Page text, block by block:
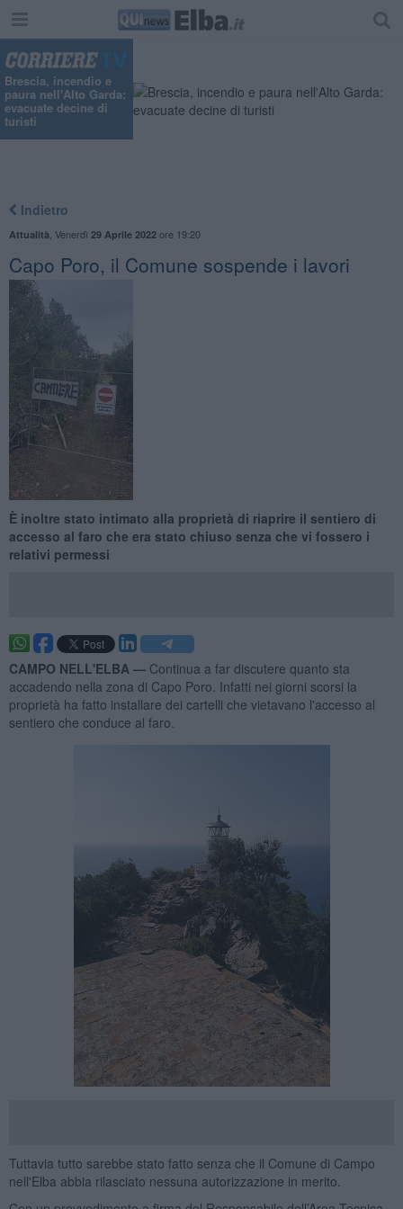
Brescia, incendio e
paura nell'Alto Garda:
evacuate decine di
turisti
Indietro
Attualità Venerdì 29 Aprile 2022ore 19:20
Capo Poro, il Comune sospende i lavori
È inoltre stato intimato alla proprietà di riaprire il sentiero di
accesso al faro che era stato chiuso senza che vi fossero i
relativi permessi
CAMPO NELL'ELBA — Continua a far discutere quanto sta
accadendo nella zona di Capo Poro. Infatti nei giorni scorsi la
proprietà ha fatto installare dei cartelli che vietavano l'accesso al
sentiero che conduce al faro.
Tuttavia tutto sarebbe stato fatto senza che il Comune di Campo
nell'Elba abbia rilasciato nessuna autorizzazione in merito.